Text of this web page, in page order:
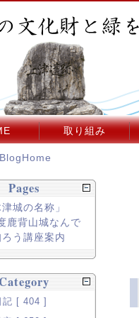
取り組み
BlogHome
Pages
津城の名称」
鹿背山城なんで
ろう講座案内
記 [ 404 ]